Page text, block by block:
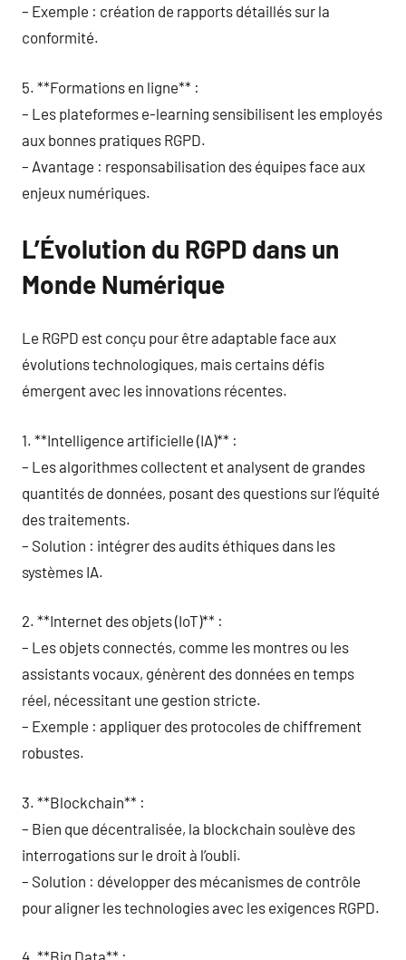
– Exemple : création de rapports détaillés sur la
conformité.
5. **Formations en ligne** :
– Les plateformes e-learning sensibilisent les employés
aux bonnes pratiques RGPD.
– Avantage : responsabilisation des équipes face aux
enjeux numériques.
L’Évolution du RGPD dans un
Monde Numérique
Le RGPD est conçu pour être adaptable face aux
évolutions technologiques, mais certains défis
émergent avec les innovations récentes.
1. **Intelligence artificielle (IA)** :
– Les algorithmes collectent et analysent de grandes
quantités de données, posant des questions sur l’équité
des traitements.
– Solution : intégrer des audits éthiques dans les
systèmes IA.
2. **Internet des objets (IoT)** :
– Les objets connectés, comme les montres ou les
assistants vocaux, génèrent des données en temps
réel, nécessitant une gestion stricte.
– Exemple : appliquer des protocoles de chiffrement
robustes.
3. **Blockchain** :
– Bien que décentralisée, la blockchain soulève des
interrogations sur le droit à l’oubli.
– Solution : développer des mécanismes de contrôle
pour aligner les technologies avec les exigences RGPD.
4. **Big Data** :